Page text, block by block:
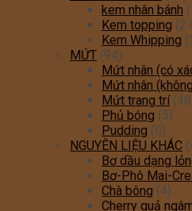
kem nhân bánh
Kem topping
Kem Whipping
MỨT (94)
Mứt nhân (có
Mứt nhân
Mứt trang trí
Phủ bóng (5)
Pudding (0)
NGUYÊN LIỆU KHÁC
Bơ dầu dạng
Bơ-Phô Mai-
Chà bông (4)
Cherry quả